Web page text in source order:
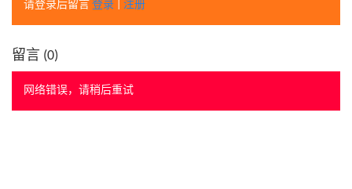
请登录后留言 登录 注册
留言 (0)
网络错误，请稍后重试